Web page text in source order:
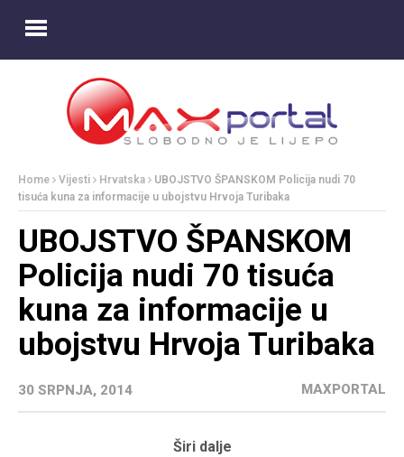
Home Vijesti Hrvatska
UBOJSTVO ŠPANSKOM Policija nudi 70
tisuća kuna za informacije u ubojstvu Hrvoja Turibaka
UBOJSTVO ŠPANSKOM
Policija nudi 70 tisuća
kuna za informacije u
ubojstvu Hrvoja Turibaka
30 SRPNJA, 2014 MAXPORTAL
Širi dalje